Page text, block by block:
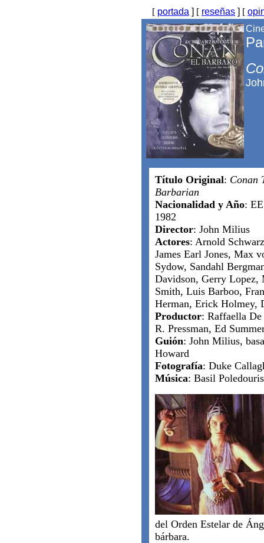
[ portada ] [ reseñas ] [
Título Original: Conan
Barbarian
Nacionalidad y Año:
1982
Director: John Milius
Actores: Arnold
James Earl Jones, Max
Sydow, Sandahl
Davidson, Gerry Lopez,
Smith, Luis Barboo,
Herman, Erick Holmey,
Productor: Raffaella
R. Pressman, Ed
Guión: John Milius,
Howard
Fotografía: Duke
Música: Basil Poledouris
del Orden Estelar de
bárbara.